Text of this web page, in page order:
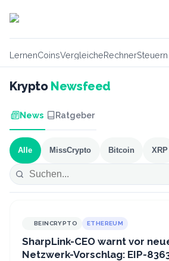
LernenCoinsVergleicheRechnerSteuern
Krypto Newsfeed
News Ratgeber
Alle MissCrypto Bitcoin XRP
BEINCRYPTO ETHEREUM
SharpLink-CEO warnt vor
Netzwerk-Vorschlag: EIP-